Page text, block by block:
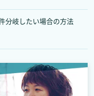
分岐したい場合の方法